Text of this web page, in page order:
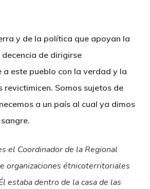
y de la política que apoyan la
de dirigirse
a este pueblo con la verdad y la
revictimicen. Somos sujetos de
a un país al cual ya dimos
el Coordinador de la Regional
organizaciones étnicoterritoriales
estaba dentro de la casa de las